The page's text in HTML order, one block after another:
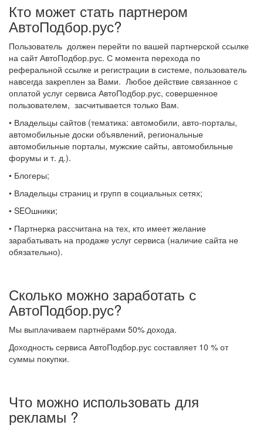
Кто может стать партнером
АвтоПодбор.рус?
Пользователь должен перейти по вашей партнерской ссылке
на сайт АвтоПодбор.рус. С момента перехода по
реферальной ссылке и регистрации в системе, пользователь
навсегда закреплен за Вами. Любое действие связанное с
оплатой услуг сервиса АвтоПодбор.рус, совершенное
пользователем, засчитывается только Вам.
• Владельцы сайтов (тематика: автомобили, авто-порталы,
автомобильные доски объявлений, региональные
автомобильные порталы, мужские сайты, автомобильные
форумы и т. д.).
• Блогеры;
• Владельцы страниц и групп в социальных сетях;
• SEOшники;
• Партнерка рассчитана на тех, кто имеет желание
зарабатывать на продаже услуг сервиса (наличие сайта не
обязательно).
Сколько можно заработать с
АвтоПодбор.рус?
Мы выплачиваем партнёрами 50% дохода.
Доходность сервиса АвтоПодбор.рус составляет 10 % от
суммы покупки.
Что можно использовать для
рекламы ?